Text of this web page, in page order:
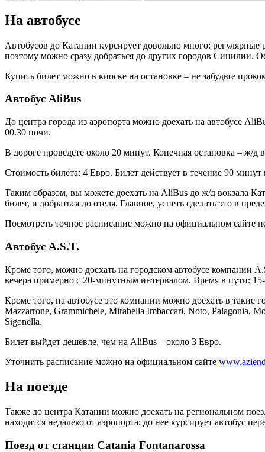
На автобусе
Автобусов до Катании курсирует довольно много:
поэтому можно сразу добраться до других городов Сицилии.
Купить билет можно в киоске на остановке – не забудьте
Автобус AliBus
До центра города из аэропорта можно доехать на автобусе
00.30 ночи.
В дороге проведете около 20 минут. Конечная остановка – ж/д
Стоимость билета: 4 Евро. Билет действует в течение 90
Таким образом, вы можете доехать на AliBus до ж/д вокзала
билет, и добраться до отеля. Главное, успеть сделать это в
Посмотреть точное расписание можно на официальном сайте
Автобус A.S.T.
Кроме того, можно доехать на городском автобусе компании
вечера примерно с 20-минутным интервалом. Время в пути:
Кроме того, на автобусе это компании можно доехать в
Mazzarrone, Grammichele, Mirabella Imbaccari, Noto, Palagonia,
Sigonella.
Билет выйдет дешевле, чем на AliBus – около 3 Евро.
Уточнить расписание можно на официальном сайте
На поезде
Также до центра Катании можно доехать на региональном
находится недалеко от аэропорта: до нее курсирует автобус
Поезд от станции Catania Fontanarossa